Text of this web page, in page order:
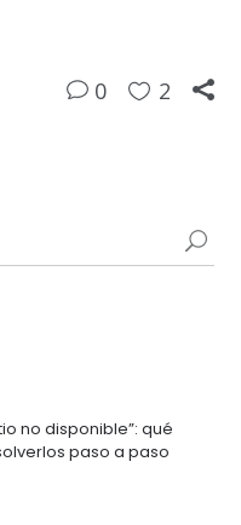
0 2
no disponible”: qué
paso a paso